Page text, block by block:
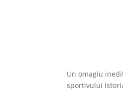
Un omagiu
sportivului